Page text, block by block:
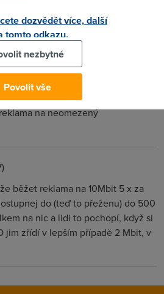
nejde zřídit 4 Mbit, ale jen 3
kabely v zemi)
Podstatné je, že bude v tv
na neomezený
běžet reklama na 10Mbit 5 x za
do (teď to přeženu) do 500
na nic a lidi to pochopí, když si
jim zřídí v lepším případě 2 Mbit, v
dozvědět více, další
tomto odkazu.
nezbytné
Povolit vše